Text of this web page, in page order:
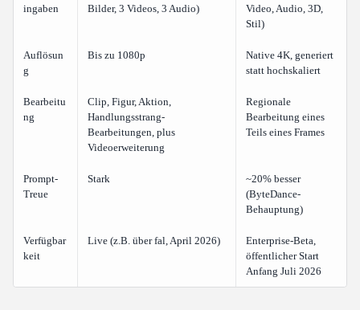
ingaben
Bilder, 3 Videos, 3 Audio)
Video, Audio, 3D,
Stil)
Auflösun
g
Bis zu 1080p
Native 4K, generiert
statt hochskaliert
Bearbeitu
ng
Clip, Figur, Aktion,
Handlungsstrang-
Bearbeitungen, plus
Videoerweiterung
Regionale
Bearbeitung eines
Teils eines Frames
Prompt-
Treue
Stark
~20% besser
(ByteDance-
Behauptung)
Verfügbar
keit
Live (z.B. über fal, April 2026)
Enterprise-Beta,
öffentlicher Start
Anfang Juli 2026